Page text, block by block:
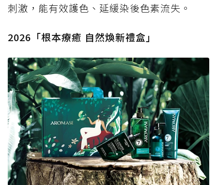
刺激，能有效護色、延緩染後色素流失。
2026「根本療癒 自然煥新禮盒」